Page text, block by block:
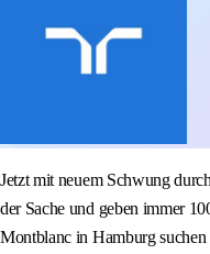
Jetzt mit neuem Schwung
der Sache und geben immer
Montblanc in Hamburg